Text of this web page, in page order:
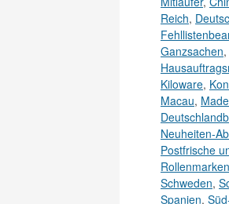
Reich,
Ganzsachen,
Kiloware,
Macau,
Neuheiten-
Postfrische
Rollenmarken
Schweden,
Spanien,